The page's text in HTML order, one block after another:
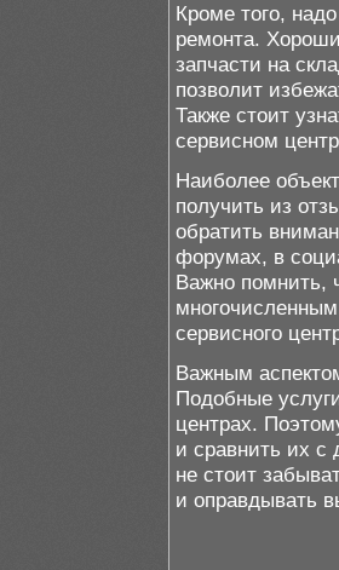
Кроме того,
ремонта.
запчасти на
позволит
Также стоит
сервисном
Наиболее
получить из
обратить
форумах, в
Важно помнить,
сервисного
Важным
Подобные
центрах.
и сравнить их с
не стоит
и оправдывать